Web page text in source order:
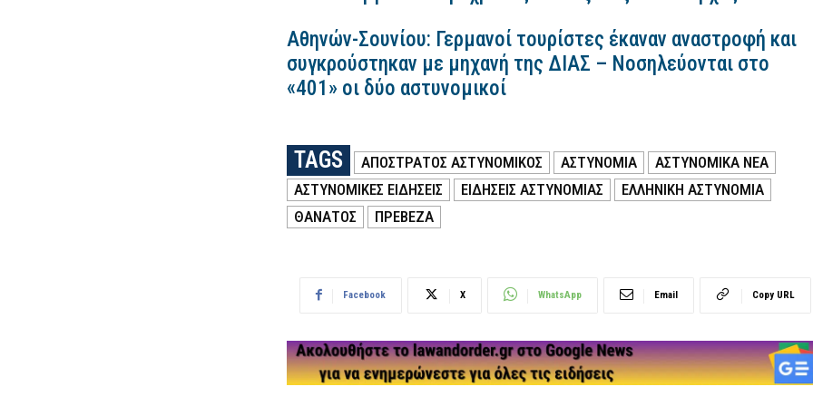
Αθηνών-Σουνίου: Γερμανοί τουρίστες έκαναν αναστροφή και
συγκρούστηκαν με μηχανή της ΔΙΑΣ – Νοσηλεύονται στο
«401» οι δύο αστυνομικοί
TAGS ΑΠΟΣΤΡΑΤΟΣ ΑΣΤΥΝΟΜΙΚΟΣ ΑΣΤΥΝΟΜΙΑ
ΑΣΤΥΝΟΜΙΚΑ ΝΕΑ
ΑΣΤΥΝΟΜΙΚΕΣ ΕΙΔΗΣΕΙΣ
ΕΙΔΗΣΕΙΣ ΑΣΤΥΝΟΜΙΑΣ
ΕΛΛΗΝΙΚΗ ΑΣΤΥΝΟΜΙΑ
ΘΑΝΑΤΟΣ
ΠΡΕΒΕΖΑ
Facebook X WhatsApp Email Copy URL